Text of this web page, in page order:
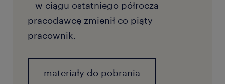
– w ciągu ostatniego półrocza
pracodawcę zmienił co piąty
pracownik.
materiały do pobrania